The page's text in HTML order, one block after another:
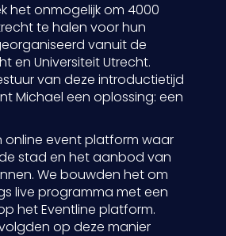
het onmogelijk om 4000
te halen voor hun
vanuit de
en Universiteit Utrecht.
van deze introductietijd
Michael een oplossing: een
online event platform waar
stad en het aanbod van
We bouwden het om
live programma met een
het Eventline platform.
op deze manier